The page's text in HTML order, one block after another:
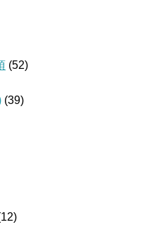
(52)
(39)